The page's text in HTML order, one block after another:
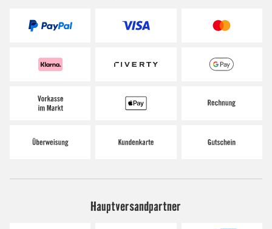
Hauptversandpartner